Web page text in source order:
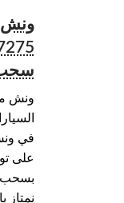
ونش
سحب
ونش
في
على
بسحب
نمتاز